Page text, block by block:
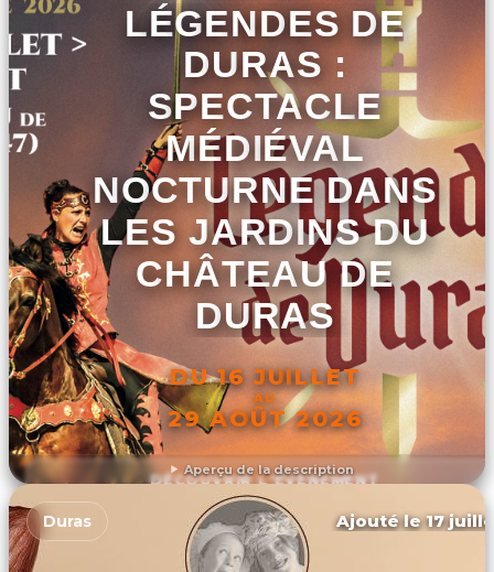
Aperçu de la description
LÉGENDES DE
DURAS :
SPECTACLE
MÉDIÉVAL
NOCTURNE DANS
LES JARDINS DU
CHÂTEAU DE
DURAS
DU 16 JUILLET
AU
29 AOÛT 2026
DÉCOUVRIR L'ÉVÉNEMENT
Duras Ajouté le 17